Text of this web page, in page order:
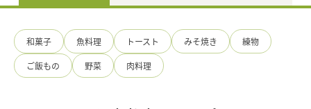
料
手
造
り
ひ
和菓子 魚料理 トースト みそ焼き 練物
ご飯もの 野菜 肉料理